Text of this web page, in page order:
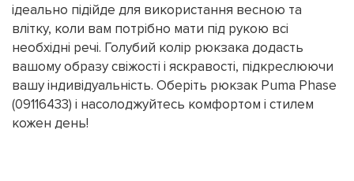
ідеально підійде для використання весною та
влітку, коли вам потрібно мати під рукою всі
необхідні речі. Голубий колір рюкзака додасть
вашому образу свіжості і яскравості, підкреслюючи
вашу індивідуальність. Оберіть рюкзак Puma Phase
(09116433) і насолоджуйтесь комфортом і стилем
кожен день!